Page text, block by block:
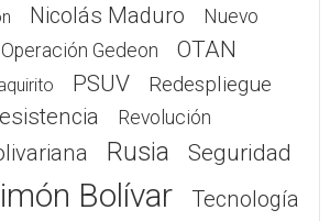
Nicolás Maduro
Nuevo
Operación Gedeon OTAN
PSUV
Redespliegue
Revolución
Rusia
Seguridad
Bolívar Tecnología